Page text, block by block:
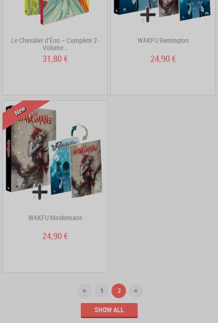
Le Chevalier d'Éon – Complete 2-
Volume...
31,80 €
WAKFU Remington
24,90 €
New
WAKFU Maskemane
24,90 €
1 2
SHOW ALL